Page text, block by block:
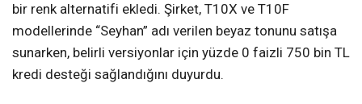
bir renk alternatifi ekledi. Şirket, T10X ve T10F
modellerinde “Seyhan” adı verilen beyaz tonunu satışa
sunarken, belirli versiyonlar için yüzde 0 faizli 750 bin TL
kredi desteği sağlandığını duyurdu.